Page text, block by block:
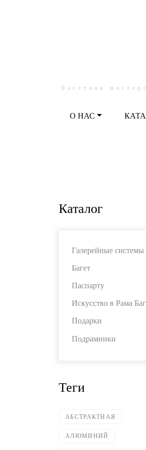
Багетная
О НАС
Каталог
Галерейные системы
Багет
Паспарту
Искусство в Рама
Подарки
Подрамники
Теги
АБСТРАКТНАЯ
АЛЮМИНИЙ